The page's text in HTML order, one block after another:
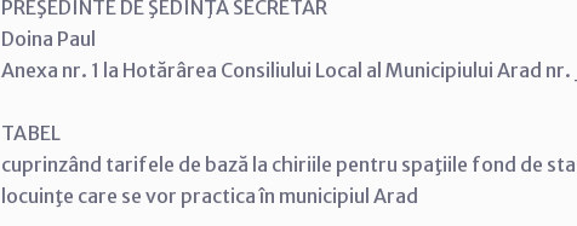
PREŞEDINTE DE ŞEDINŢĂ SECRETAR
Doina Paul
Anexa nr. 1 la Hotărârea Consiliului Local al Municipiului
TABEL
cuprinzând tarifele de bază la chiriile pentru spaţiile fond de
locuinţe care se vor practica în municipiul Arad